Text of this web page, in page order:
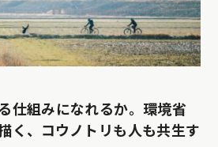
仕組みになれるか。環境省
く、コウノトリも人も共生す